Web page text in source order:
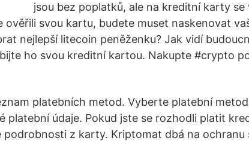
jsou bez poplatků, ale na kreditní karty se
ověřili svou kartu, budete muset naskenovat
nejlepší litecoin peněženku? Jak vidí
ho svou kreditní kartou. Nakupte #crypto
platebních metod. Vyberte platební
platební údaje. Pokud jste se rozhodli platit
z karty. Kriptomat dbá na ochranu